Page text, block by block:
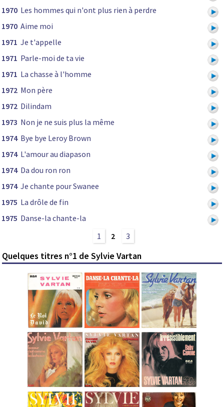
1970 Les hommes qui n'ont plus rien à perdre
1970 Aime moi
1971 Je t'appelle
1971 Parle-moi de ta vie
1971 La chasse à l'homme
1972 Mon père
1972 Dilindam
1973 Non je ne suis plus la même
1974 Bye bye Leroy Brown
1974 L'amour au diapason
1974 Da dou ron ron
1974 Je chante pour Swanee
1975 La drôle de fin
1975 Danse-la chante-la
1
2 3
Quelques titres n°1 de Sylvie Vartan